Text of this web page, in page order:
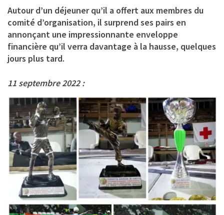
Autour d’un déjeuner qu’il a offert aux membres du
comité d’organisation, il surprend ses pairs en
annonçant une impressionnante enveloppe
financière qu’il verra davantage à la hausse, quelques
jours plus tard.
11 septembre 2022 :